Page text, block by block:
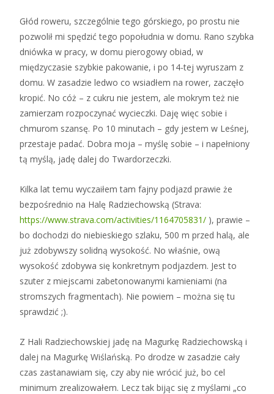
Głód roweru, szczególnie tego górskiego, po prostu nie
pozwolił mi spędzić tego popołudnia w domu. Rano szybka
dniówka w pracy, w domu pierogowy obiad, w
międzyczasie szybkie pakowanie, i po 14-tej wyruszam z
domu. W zasadzie ledwo co wsiadłem na rower, zaczęło
kropić. No cóż – z cukru nie jestem, ale mokrym też nie
zamierzam rozpoczynać wycieczki. Daję więc sobie i
chmurom szansę. Po 10 minutach – gdy jestem w Leśnej,
przestaje padać. Dobra moja – myślę sobie – i napełniony
tą myślą, jadę dalej do Twardorzeczki.
Kilka lat temu wyczaiłem tam fajny podjazd prawie że
bezpośrednio na Halę Radziechowską (Strava:
https://www.strava.com/activities/1164705831/ ), prawie –
bo dochodzi do niebieskiego szlaku, 500 m przed halą, ale
już zdobywszy solidną wysokość. No właśnie, ową
wysokość zdobywa się konkretnym podjazdem. Jest to
szuter z miejscami zabetonowanymi kamieniami (na
stromszych fragmentach). Nie powiem – można się tu
sprawdzić ;).
Z Hali Radziechowskiej jadę na Magurkę Radziechowską i
dalej na Magurkę Wiślańską. Po drodze w zasadzie cały
czas zastanawiam się, czy aby nie wrócić już, bo cel
minimum zrealizowałem. Lecz tak bijąc się z myślami „co